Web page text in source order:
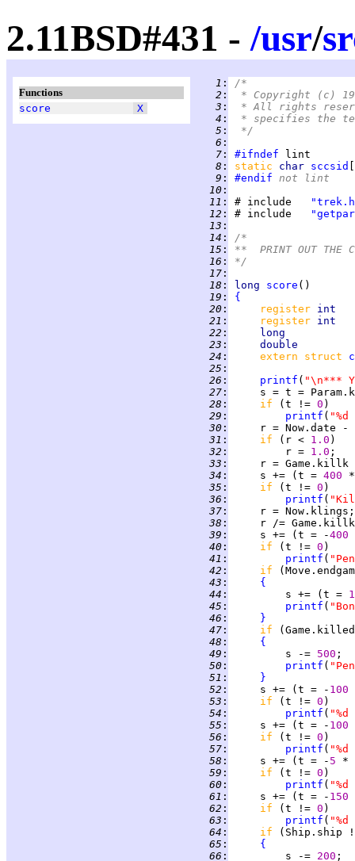
2.11BSD#431 -/usr/
Functions
score
X
   1
:
/*
   2
:
* Copyright (c)
   3
:
* All rights
   4
:
* specifies the
   5
:
*/
   6
:
   7
: #ifndef
   8
: static char sccsid
   9
: #endif not lint
  10
:
  11
: # include
  12
: # include
  13
:
  14
:
/*
  15
:
**  PRINT OUT THE
  16
:
*/
  17
:
  18
: long score
  19
:
{
  20
: register
  21
: register
  22
:
  23
:
  24
: extern struct
  25
:
  26
: printf ( "\n***
  27
:
s = t =
  28
: if (t != 0
  29
: printf (
  30
:
  31
: if (r < 1.0
  32
:
         r =
1.0
  33
:
  34
:
     s += (t =
400
  35
: if (t != 0
  36
: printf (
  37
:
  38
:
r /=
  39
:
     s += (t = -
400
  40
: if (t != 0
  41
: printf (
  42
: if
  43
:
{
  44
:
         s += (t =
  45
: printf (
  46
:
}
  47
:
if
  48
:
{
  49
:
         s -=
500
  50
: printf (
  51
:
}
  52
:
     s += (t = -
100
  53
: if (t != 0
  54
: printf (
  55
:
     s += (t = -
100
  56
: if (t != 0
  57
: printf (
  58
:
     s += (t = -
5
  59
: if (t != 0
  60
: printf (
  61
:
     s += (t = -
150
  62
: if (t != 0
  63
: printf (
  64
: if
(Ship.ship
  65
:
{
  66
:
         s -=
200